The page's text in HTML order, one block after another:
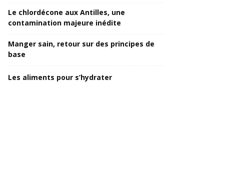
Le chlordécone aux Antilles, une
contamination majeure inédite
Manger sain, retour sur des principes de
base
Les aliments pour s’hydrater